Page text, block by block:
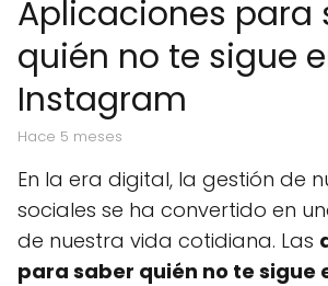
Aplicaciones para
quién no te sigue
Instagram
hace 5 meses
En la era digital, la gestión de
sociales se ha convertido en
de nuestra vida cotidiana. Las
para saber quién no te sigue